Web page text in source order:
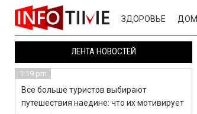
ЗДОРОВЬЕ ДОМ
ЛЕНТА НОВОСТЕЙ
1:19 pm
Все больше туристов выбирают
путешествия наедине: что их мотивирует